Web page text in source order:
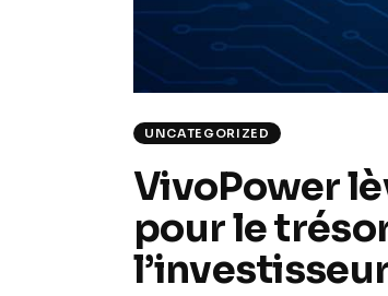
UNCATEGORIZED
VivoPower
pour le